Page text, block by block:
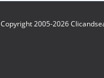
Copyright 2005-2026